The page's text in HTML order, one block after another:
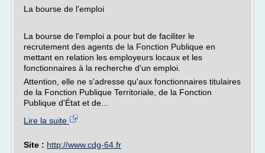
La bourse de l'emploi
La bourse de l'emploi a pour but de faciliter le
recrutement des agents de la Fonction Publique en
mettant en relation les employeurs locaux et les
fonctionnaires à la recherche d'un emploi.
Attention, elle ne s'adresse qu'aux fonctionnaires titulaires
de la Fonction Publique Territoriale, de la Fonction
Publique d'État et de...
Lire la suite
Site : http://www.cdg-64.fr